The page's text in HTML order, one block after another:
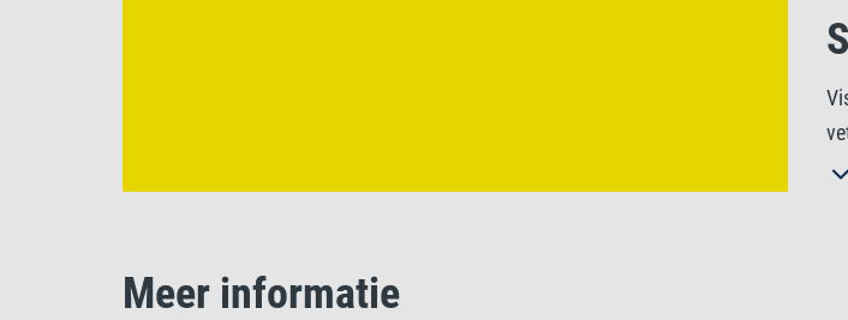
Meer informatie